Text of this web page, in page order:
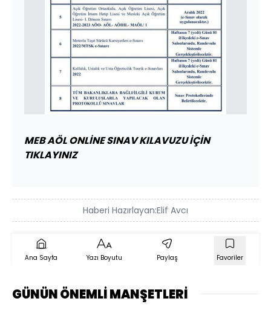
MEB AÖL ONLİNE SINAV KILAVUZU İÇİN
TIKLAYINIZ
Haberi Hazırlayan:Elif Avcı
Ana Sayfa Yazı Boyutu Paylaş Favoriler
GÜNÜN ÖNEMLİ MANŞETLERİ